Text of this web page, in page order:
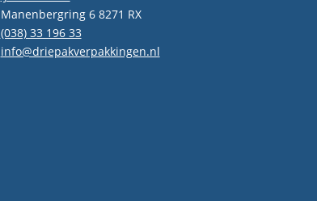
Manenbergring 6 8271 RX
(038) 33 196 33
info@driepakverpakkingen.nl